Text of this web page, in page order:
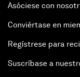
Asóciese con
Conviértase en
Regístrese para
Suscríbase a